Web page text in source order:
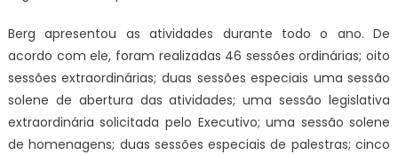
Berg apresentou as atividades durante todo o ano. De
acordo com ele, foram realizadas 46 sessões ordinárias; oito
sessões extraordinárias; duas sessões especiais uma sessão
solene de abertura das atividades; uma sessão legislativa
extraordinária solicitada pelo Executivo; uma sessão solene
de homenagens; duas sessões especiais de palestras; cinco